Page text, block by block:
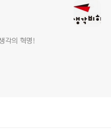
각의 혁명!